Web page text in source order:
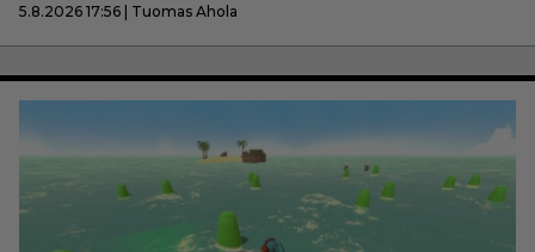
5.8.2026 17:56 | Tuomas Ahola